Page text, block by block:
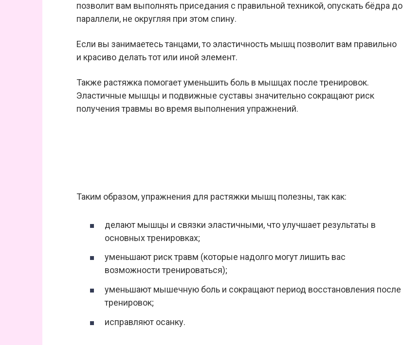
позволит вам выполнять приседания с правильной техникой, опускать бёдра до
параллели, не округляя при этом спину.
Если вы занимаетесь танцами, то эластичность мышц позволит вам правильно
и красиво делать тот или иной элемент.
Также растяжка помогает уменьшить боль в мышцах после тренировок.
Эластичные мышцы и подвижные суставы значительно сокращают риск
получения травмы во время выполнения упражнений.
Таким образом, упражнения для растяжки мышц полезны, так как:
делают мышцы и связки эластичными, что улучшает результаты в
основных тренировках;
уменьшают риск травм (которые надолго могут лишить вас
возможности тренироваться);
уменьшают мышечную боль и сокращают период восстановления после
тренировок;
исправляют осанку.